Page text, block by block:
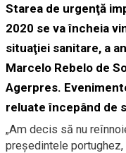
Starea de urgenţă
2020 se va încheia
situaţiei sanitare, a
Marcelo Rebelo de
Agerpres.
reluate începând de
„Am decis să nu
preşedintele